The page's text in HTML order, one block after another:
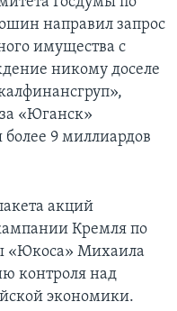
направил запрос
имущества с
никому доселе
«Юганск»
более 9 миллиардов
акций
Кремля по
«Юкоса» Михаила
контроля над
экономики.